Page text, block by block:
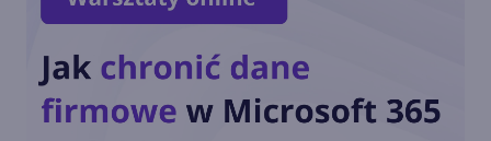
Setki Milionów Ataków
Dziennie. Microsoft Zwiększa
wysiłki na rzecz
cyberbezpieczeństwa: